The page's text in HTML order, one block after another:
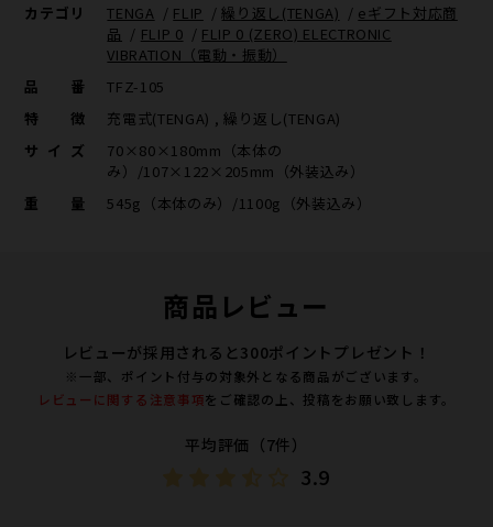
カテゴリ TENGA / FLIP /繰り返し(TENGA) / eギフト対応商
品 / FLIP 0 / FLIP 0 (ZERO) ELECTRONIC
VIBRATION（電動・振動）
品番
TFZ-105
特徴
充電式(TENGA) , 繰り返し(TENGA)
サイズ
70×80×180mm（本体の
み）/107×122×205mm（外装込み）
重量
545g（本体のみ）/1100g（外装込み）
商品レビュー
レビューが採用されると300ポイントプレゼント！
※一部、ポイント付与の対象外となる商品がございます。
レビューに関する注意事項をご確認の上、投稿をお願い致します。
平均評価（7件）
3.9